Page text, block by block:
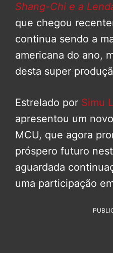
Shang-Chi e a
que chegou
continua sendo a
americana do ano,
desta super
Estrelado por Simu
apresentou um
MCU, que agora
próspero futuro
aguardada
uma participação